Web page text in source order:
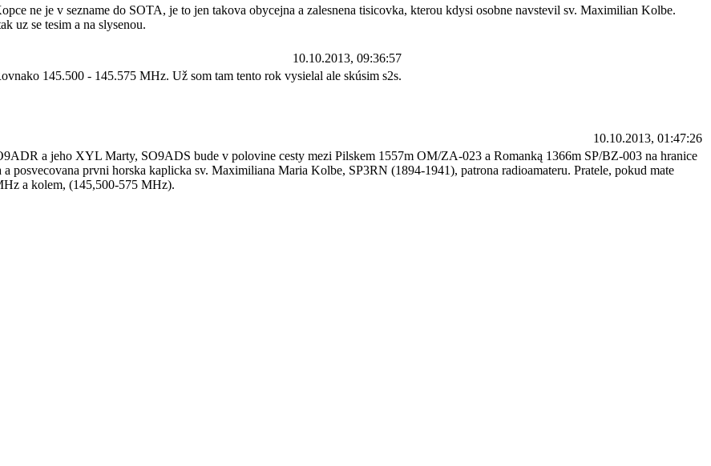
ne je v sezname do SOTA, je to jen takova obycejna a zalesnena tisicovka, kterou kdysi osobne navstevil sv. Maximilian Kolbe.
uz se tesim a na slysenou.
10.10.2013, 09:36:57
145.500 - 145.575 MHz. Už som tam tento rok vysielal ale skúsim s2s.
10.10.2013, 01:47:26
a jeho XYL Marty, SO9ADS bude v polovine cesty mezi Pilskem 1557m OM/ZA-023 a Romanką 1366m SP/BZ-003 na hranice
posvecovana prvni horska kaplicka sv. Maximiliana Maria Kolbe, SP3RN (1894-1941), patrona radioamateru. Pratele, pokud mate
a kolem, (145,500-575 MHz).